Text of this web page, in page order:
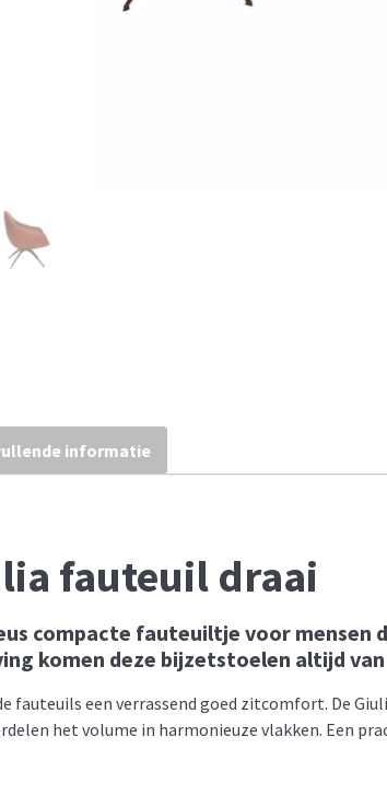
informatie
fauteuil draai
compacte fauteuiltje voor
komen deze bijzetstoelen altijd van
fauteuils een verrassend goed zitcomfort. De
het volume in harmonieuze vlakken. Een